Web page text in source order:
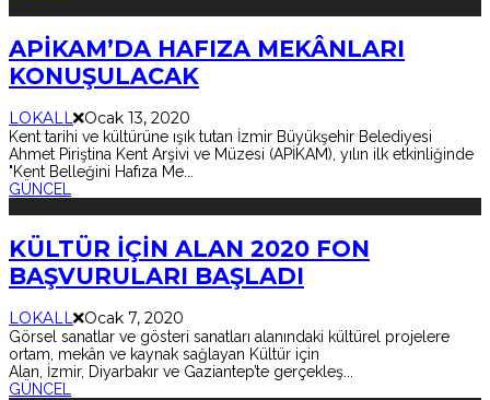
APİKAM’DA HAFIZA MEKÂNLARI
KONUŞULACAK
LOKALL Ocak 13, 2020
Kent tarihi ve kültürüne ışık tutan İzmir Büyükşehir Belediyesi
Ahmet Piriştina Kent Arşivi ve Müzesi (APİKAM), yılın ilk etkinliğinde
"Kent Belleğini Hafıza Me...
GÜNCEL
KÜLTÜR İÇİN ALAN 2020 FON
BAŞVURULARI BAŞLADI
LOKALL Ocak 7, 2020
Görsel sanatlar ve gösteri sanatları alanındaki kültürel projelere
ortam, mekân ve kaynak sağlayan Kültür için
Alan, İzmir, Diyarbakır ve Gaziantep’te gerçekleş...
GÜNCEL